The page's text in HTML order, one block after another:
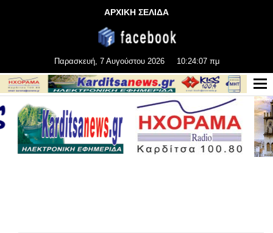
ΑΡΧΙΚΗ ΣΕΛΙΔΑ
Παρασκευή, 7 Αυγούστου 2026 10:24:07 πμ